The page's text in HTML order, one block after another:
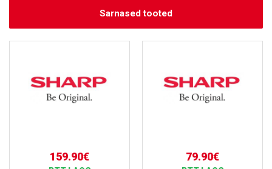
Sarnased tooted
159.90€ 79.90€